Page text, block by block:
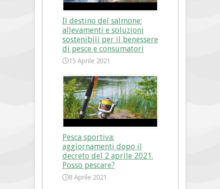
Il destino del salmone:
allevamenti e soluzioni
sostenibili per il benessere
di pesce e consumatori
15 Aprile 2021
Pesca sportiva:
aggiornamenti dopo il
decreto del 2 aprile 2021.
Posso pescare?
8 Aprile 2021